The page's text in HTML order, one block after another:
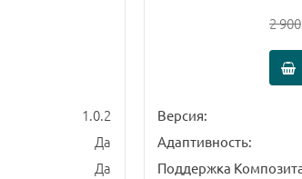
1.0.2
Да
Да
2 900
Версия:
Адаптивность:
Поддержка